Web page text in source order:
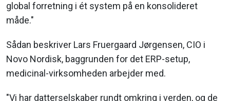
global forretning i ét system på en konsolideret
måde."
Sådan beskriver Lars Fruergaard Jørgensen, CIO i
Novo Nordisk, baggrunden for det ERP-setup,
medicinal-virksomheden arbejder med.
"Vi har datterselskaber rundt omkring i verden, og de